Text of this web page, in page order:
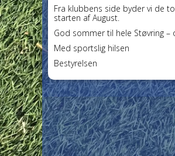
Fra klubbens side byder vi de
starten af August.
God sommer til hele Støvring –
Med sportslig hilsen
Bestyrelsen